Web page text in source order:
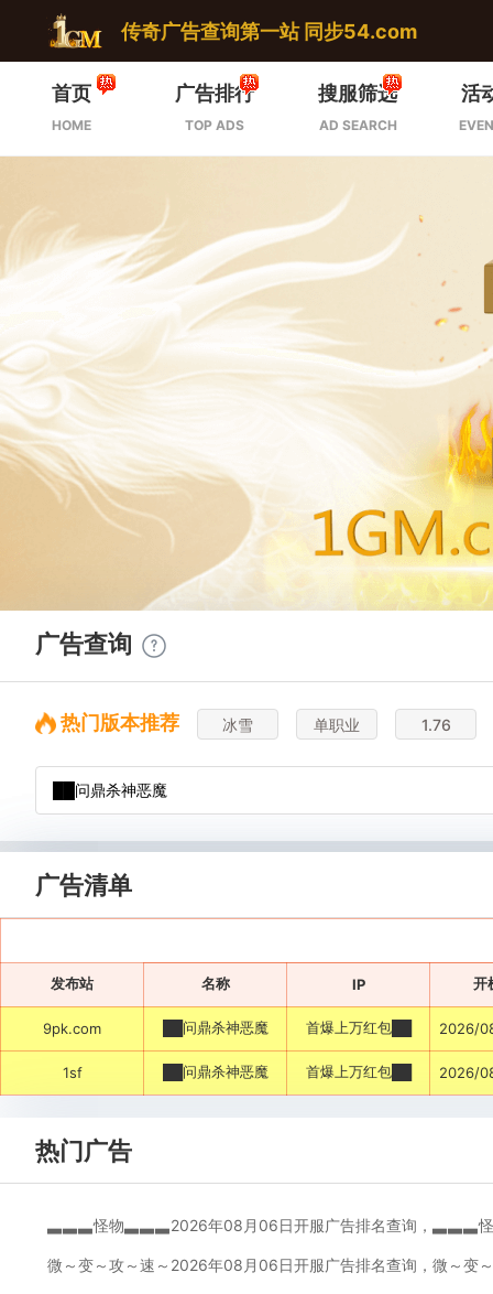
传奇广告查询第一站 同步54.com
首页
HOME
广告排行
TOP ADS
搜服筛选
AD SEARCH
活
广告查询
热门版本推荐 冰雪 单职业 1.76
广告清单
发布站 名称 IP 开
9pk.com ██问鼎杀神恶魔 首爆上万红包██ 2026/
1sf ██问鼎杀神恶魔 首爆上万红包██ 2026/
热门广告
▃▃▃怪物▃▃▃2026年08月06日开服广告排名查询，▃▃▃怪
微～变～攻～速～2026年08月06日开服广告排名查询，微～变